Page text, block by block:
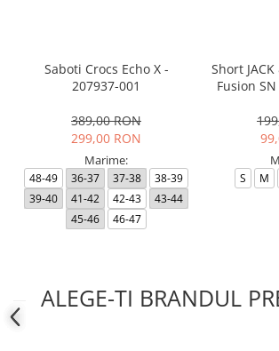
Saboti Crocs Echo X -
207937-001
389,00 RON
299,00 RON
Marime:
48-49 36-37 37-38
38-39
39-40
41-42 42-43
43-44
45-46
46-47
Short
Fusion
S M
ALEGE-TI BRANDUL